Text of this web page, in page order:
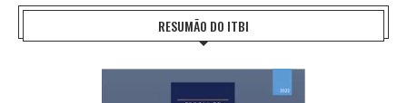
RESUMÃO DO ITBI